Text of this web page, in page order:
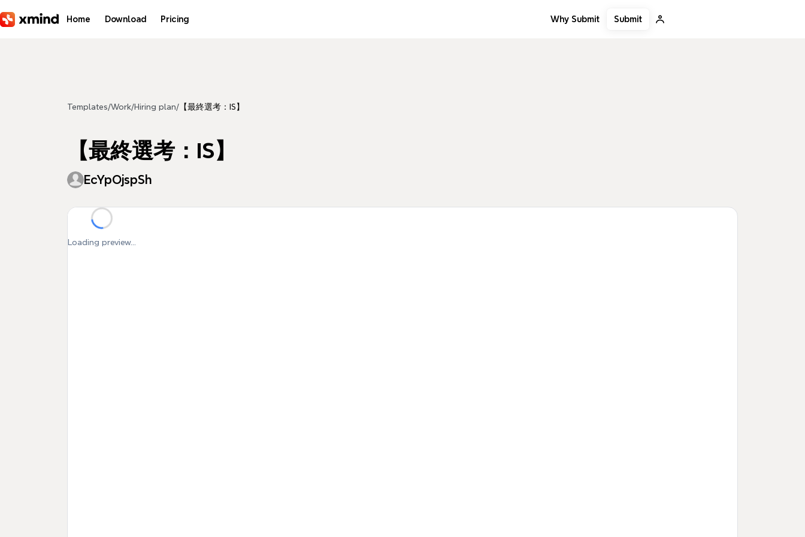
Home Download Pricing Why Submit Submit
Templates/Work/Hiring plan/ 【最終選考：IS】
【最終選考：IS】
EcYpOjspSh
Loading preview...